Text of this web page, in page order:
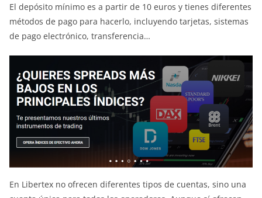
El depósito mínimo es a partir de 10 euros y tienes diferentes
métodos de pago para hacerlo, incluyendo tarjetas, sistemas
de pago electrónico, transferencia…
En Libertex no ofrecen diferentes tipos de cuentas, sino una